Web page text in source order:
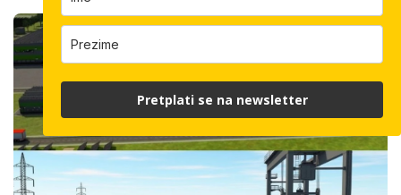
Pretplati se na newsletter